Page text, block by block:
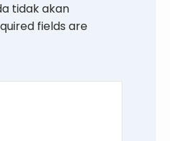
tidak akan
fields are